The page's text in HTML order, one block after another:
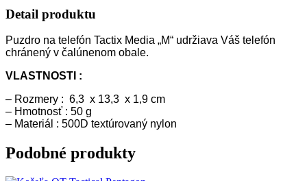
Detail produktu
Puzdro na telefón Tactix Media „M“ udržiava Váš telefón
chránený v čalúnenom obale.
VLASTNOSTI :
– Rozmery : 6,3 x 13,3 x 1,9 cm
– Hmotnosť : 50 g
– Materiál : 500D textúrovaný nylon
Podobné produkty